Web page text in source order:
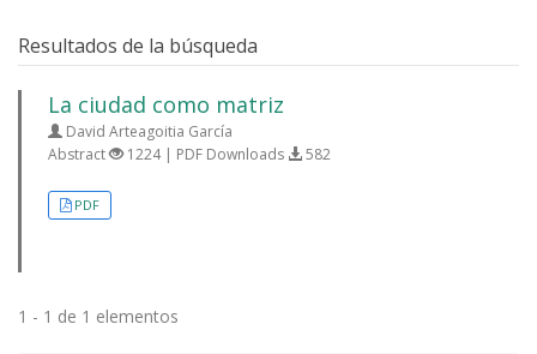
Resultados de la búsqueda
La ciudad como matriz
David Arteagoitia García
Abstract
1224 | PDF Downloads 582
PDF
1 - 1 de 1 elementos